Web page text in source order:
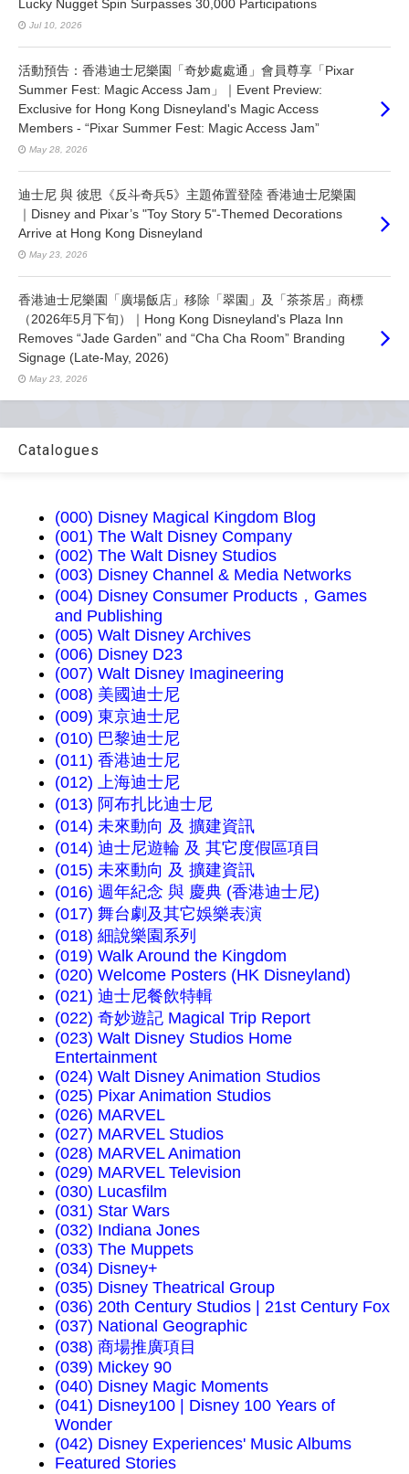
Lucky Nugget Spin Surpasses 30,000 Participations
Jul 10, 2026
活動預告：香港迪士尼樂園「奇妙處處通」會員尊享「Pixar
Summer Fest: Magic Access Jam」｜Event Preview:
Exclusive for Hong Kong Disneyland's Magic Access
Members - “Pixar Summer Fest: Magic Access Jam”
May 28, 2026
迪士尼 與 彼思《反斗奇兵5》主題佈置登陸 香港迪士尼樂園
｜Disney and Pixar’s "Toy Story 5"-Themed Decorations
Arrive at Hong Kong Disneyland
May 23, 2026
香港迪士尼樂園「廣場飯店」移除「翠園」及「茶茶居」商標
（2026年5月下旬）｜Hong Kong Disneyland's Plaza Inn
Removes “Jade Garden” and “Cha Cha Room” Branding
Signage (Late-May, 2026)
May 23, 2026
Catalogues
(000) Disney Magical Kingdom Blog
(001) The Walt Disney Company
(002) The Walt Disney Studios
(003) Disney Channel & Media Networks
(004) Disney Consumer Products，Games
and Publishing
(005) Walt Disney Archives
(006) Disney D23
(007) Walt Disney Imagineering
(008) 美國迪士尼
(009) 東京迪士尼
(010) 巴黎迪士尼
(011) 香港迪士尼
(012) 上海迪士尼
(013) 阿布扎比迪士尼
(014) 未來動向 及 擴建資訊
(014) 迪士尼遊輪 及 其它度假區項目
(015) 未來動向 及 擴建資訊
(016) 週年紀念 與 慶典 (香港迪士尼)
(017) 舞台劇及其它娛樂表演
(018) 細說樂園系列
(019) Walk Around the Kingdom
(020) Welcome Posters (HK Disneyland)
(021) 迪士尼餐飲特輯
(022) 奇妙遊記 Magical Trip Report
(023) Walt Disney Studios Home
Entertainment
(024) Walt Disney Animation Studios
(025) Pixar Animation Studios
(026) MARVEL
(027) MARVEL Studios
(028) MARVEL Animation
(029) MARVEL Television
(030) Lucasfilm
(031) Star Wars
(032) Indiana Jones
(033) The Muppets
(034) Disney+
(035) Disney Theatrical Group
(036) 20th Century Studios | 21st Century Fox
(037) National Geographic
(038) 商場推廣項目
(039) Mickey 90
(040) Disney Magic Moments
(041) Disney100 | Disney 100 Years of
Wonder
(042) Disney Experiences' Music Albums
Featured Stories